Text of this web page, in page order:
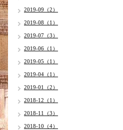
2019-09（2）
2019-08（1）
2019-07（3）
2019-06（1）
2019-05（1）
2019-04（1）
2019-01（2）
2018-12（1）
2018-11（3）
2018-10（4）